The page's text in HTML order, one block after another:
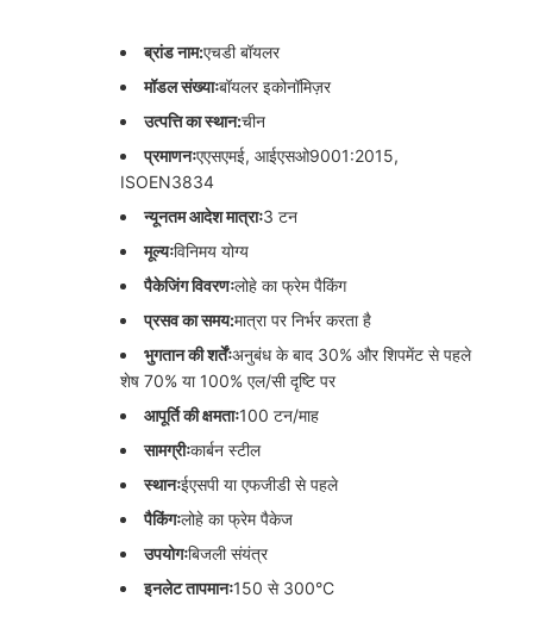
ब्रांड नाम:एचडी बॉयलर
मॉडल संख्याःबॉयलर इकोनॉमिज़र
उत्पत्ति का स्थान:चीन
प्रमाणनःएएसएमई, आईएसओ9001:2015,
ISOEN3834
न्यूनतम आदेश मात्राः3 टन
मूल्यःविनिमय योग्य
पैकेजिंग विवरणःलोहे का फ्रेम पैकिंग
प्रसव का समय:मात्रा पर निर्भर करता है
भुगतान की शर्तेंःअनुबंध के बाद 30% और शिपमेंट से पहले
शेष 70% या 100% एल/सी दृष्टि पर
आपूर्ति की क्षमताः100 टन/माह
सामग्रीःकार्बन स्टील
स्थानःईएसपी या एफजीडी से पहले
पैकिंगःलोहे का फ्रेम पैकेज
उपयोगःबिजली संयंत्र
इनलेट तापमानः150 से 300°C